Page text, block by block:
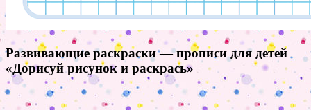
Развивающие раскраски — прописи для детей
«Дорисуй рисунок и раскрась»